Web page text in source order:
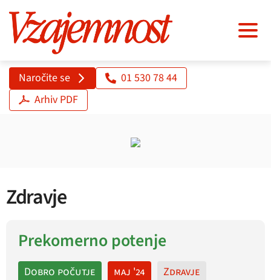
Naročite se
01 530 78 44
Arhiv PDF
Zdravje
Prekomerno potenje
Dobro počutje maj '24
Zdravje